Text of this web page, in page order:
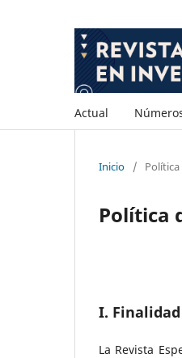
Actual
Inicio /
Política
I. Finalidad
La Revista